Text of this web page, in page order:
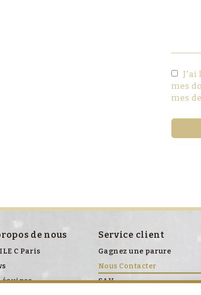
J'ai
mes
mes
de nous
C Paris
équipes
Service client
Gagnez une parure
Nous Contacter
SAV